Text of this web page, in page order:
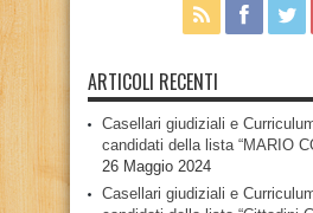
ARTICOLI RECENTI
Casellari giudiziali e
candidati della lista “MARIO
26 Maggio 2024
Casellari giudiziali e